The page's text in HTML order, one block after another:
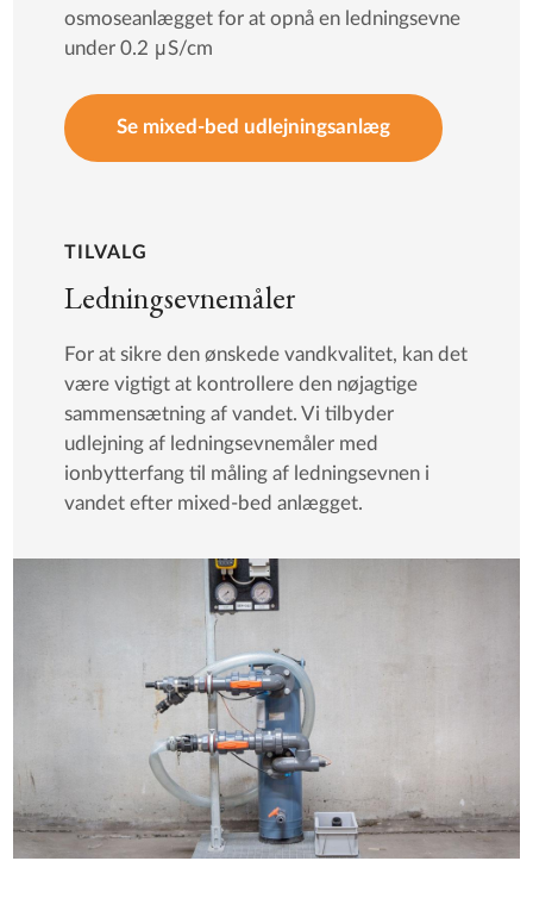
osmoseanlægget for at opnå en ledningsevne
under 0.2 μS/cm
Se mixed-bed udlejningsanlæg
TILVALG
Ledningsevnemåler
For at sikre den ønskede vandkvalitet, kan det
være vigtigt at kontrollere den nøjagtige
sammensætning af vandet. Vi tilbyder
udlejning af ledningsevnemåler med
ionbytterfang til måling af ledningsevnen i
vandet efter mixed-bed anlægget.